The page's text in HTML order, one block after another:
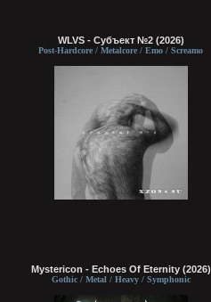
WLVS - Субъект №2 (2026)
Post-Hardcore / Metalcore / Emo / Screamo
Mystericon - Echoes Of Eternity (2026)
Gothic / Metal / Heavy / Symphonic